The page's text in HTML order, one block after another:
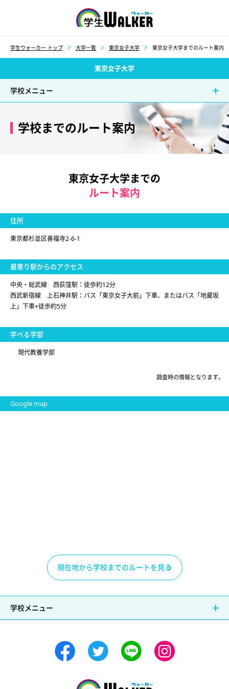
学生ウォーカー トップ 大学一覧 東京女子大学 東京女子大学までのルート案内
東京女子大学
学校メニュー
学校までのルート案内
東京女子大学までの
ルート案内
住所
東京都杉並区善福寺2-6-1
最寄り駅からのアクセス
中央・総武線 西荻窪駅：徒歩約12分
西武新宿線 上石神井駅：バス「東京女子大前」下車、またはバス「地蔵坂
上」下車+徒歩約5分
学べる学部
現代教養学部
調査時の情報となります。
Google map
現在地から学校までのルートを見る
学校メニュー